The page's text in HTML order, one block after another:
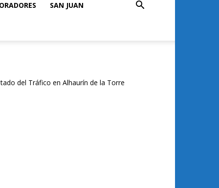
SAN JUAN
del Tráfico en Alhaurín de la Torre